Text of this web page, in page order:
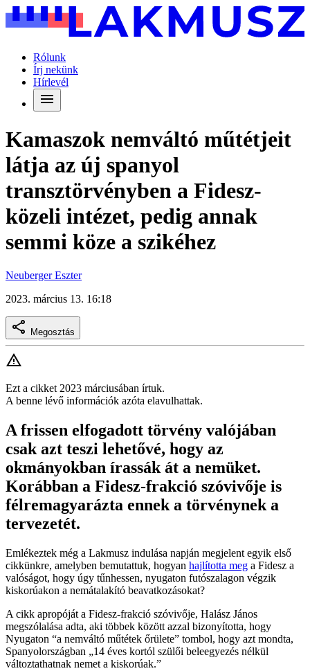
Rólunk
Írj nekünk
Hírlevél
Kamaszok nemváltó műtétjeit
látja az új spanyol
transztörvényben a Fidesz-
közeli intézet, pedig annak
semmi köze a szikéhez
Neuberger Eszter
2023. március 13. 16:18
Megosztás
Ezt a cikket 2023 márciusában írtuk.
A benne lévő információk azóta elavulhattak.
A frissen elfogadott törvény valójában
csak azt teszi lehetővé, hogy az
okmányokban írassák át a nemüket.
Korábban a Fidesz-frakció szóvivője is
félremagyarázta ennek a törvénynek a
tervezetét.
Emlékeztek még a Lakmusz indulása napján megjelent egyik első
cikkünkre, amelyben bemutattuk, hogyan hajlította meg a Fidesz a
valóságot, hogy úgy tűnhessen, nyugaton futószalagon végzik
kiskorúakon a nemátalakító beavatkozásokat?
A cikk apropóját a Fidesz-frakció szóvivője, Halász János
megszólalása adta, aki többek között azzal bizonyította, hogy
Nyugaton “a nemváltó műtétek őrülete” tombol, hogy azt mondta,
Spanyolországban „14 éves kortól szülői beleegyezés nélkül
változtathatnak nemet a kiskorúak.”